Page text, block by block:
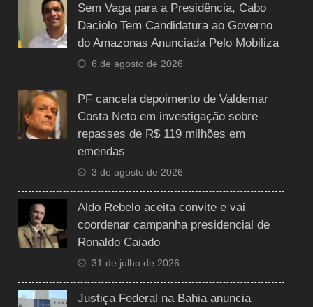
Sem Vaga para a Presidência, Cabo
Daciolo Tem Candidatura ao Governo
do Amazonas Anunciada Pelo Mobiliza
6 de agosto de 2026
PF cancela depoimento de Valdemar
Costa Neto em investigação sobre
repasses de R$ 119 milhões em
emendas
3 de agosto de 2026
Aldo Rebelo aceita convite e vai
coordenar campanha presidencial de
Ronaldo Caiado
31 de julho de 2026
Justiça Federal na Bahia anuncia